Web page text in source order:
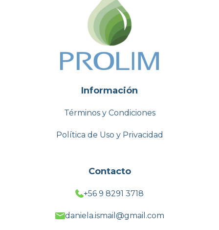
Información
Términos y Condiciones
Política de Uso y Privacidad
Contacto
+56 9 8291 3718
daniela.ismail@gmail.com